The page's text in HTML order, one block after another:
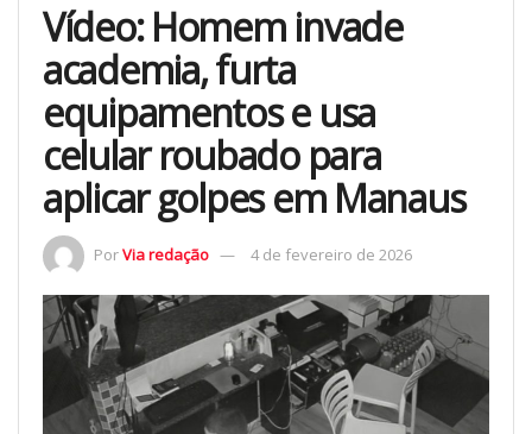
Vídeo: Homem invade
academia, furta
equipamentos e usa
celular roubado para
aplicar golpes em Manaus
PorVia redação 4 de fevereiro de 2026